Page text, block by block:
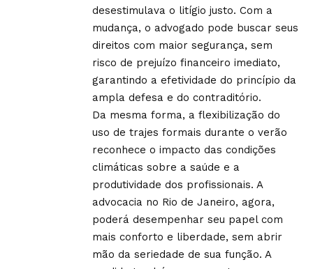
desestimulava o litígio justo. Com a
mudança, o advogado pode buscar seus
direitos com maior segurança, sem
risco de prejuízo financeiro imediato,
garantindo a efetividade do princípio da
ampla defesa e do contraditório.
Da mesma forma, a flexibilização do
uso de trajes formais durante o verão
reconhece o impacto das condições
climáticas sobre a saúde e a
produtividade dos profissionais. A
advocacia no Rio de Janeiro, agora,
poderá desempenhar seu papel com
mais conforto e liberdade, sem abrir
mão da seriedade de sua função. A